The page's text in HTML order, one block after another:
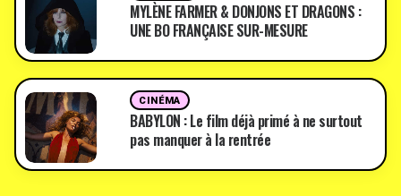
MYLÈNE FARMER & DONJONS ET DRAGONS :
UNE BO FRANÇAISE SUR-MESURE
CINÉMA
BABYLON : Le film déjà primé à ne surtout
pas manquer à la rentrée